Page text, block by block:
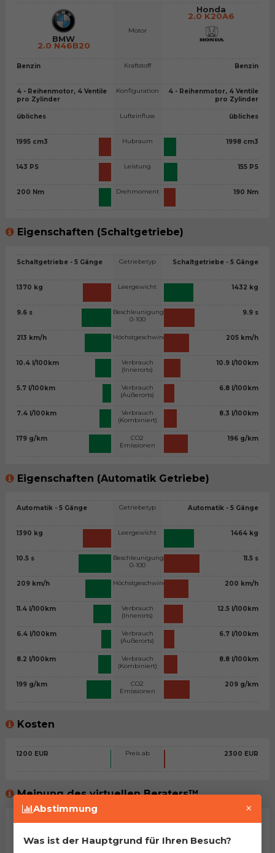
BMW
2.0 N46B20
Benzin
4 - Reihenmotor, 4 Ventile
pro Zylinder
übliches
1995 cm3
143 PS
200 Nm
Motor
Kraftstoff
Konfiguration
Lufteinfluss
Hubraum
Leistung
Drehmoment
Honda
2.0 K20A6
Benzin
4 - Reihenmotor, 4 Ventile
pro Zylinder
übliches
1998 cm3
155 PS
190 Nm
Eigenschaften (Schaltgetriebe)
Schaltgetriebe - 5 Gänge
1370 kg
9.6 s
213 km/h
10.4 l/100km
5.7 l/100km
7.4 l/100km
179 g/km
Getriebetyp
Leergewicht
Beschleunigung
0-100
Höchstgeschwindigkeit
Verbrauch
(Innerorts)
Verbrauch
(Außerorts)
Verbrauch
(Kombiniert)
CO2
Emissionen
Schaltgetriebe - 5 Gänge
1432 kg
9.9 s
205 km/h
10.9 l/100km
6.8 l/100km
8.3 l/100km
196 g/km
Eigenschaften (Automatik Getriebe)
Automatik - 5 Gänge
1390 kg
10.5 s
209 km/h
11.4 l/100km
6.4 l/100km
8.2 l/100km
199 g/km
Getriebetyp
Leergewicht
Beschleunigung
0-100
Höchstgeschwindigkeit
Verbrauch
(Innerorts)
Verbrauch
(Außerorts)
Verbrauch
(Kombiniert)
CO2
Emissionen
Automatik - 5 Gänge
1464 kg
11.5 s
200 km/h
12.5 l/100km
6.7 l/100km
8.8 l/100km
209 g/km
Kosten
1200 EUR Preis ab 2300 EUR
Meinung des virtuellen Beraters™
Zwei zweifellos ziemlich ähnliche Autos. Trotzdem haben
Abstimmung ×
Was ist der Hauptgrund für Ihren Besuch?